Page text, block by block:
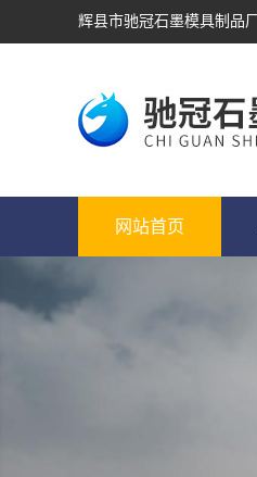
辉县市驰冠石墨模具制品
网站首页